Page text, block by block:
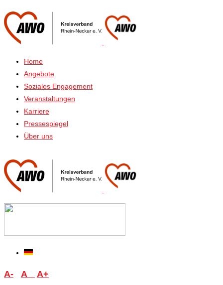
Home
Angebote
Soziales Engagement
Veranstaltungen
Karriere
Pressespiegel
Über uns
A- A A+